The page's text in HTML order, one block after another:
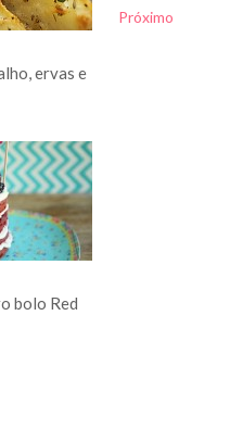
Próximo
ervas e
bolo Red